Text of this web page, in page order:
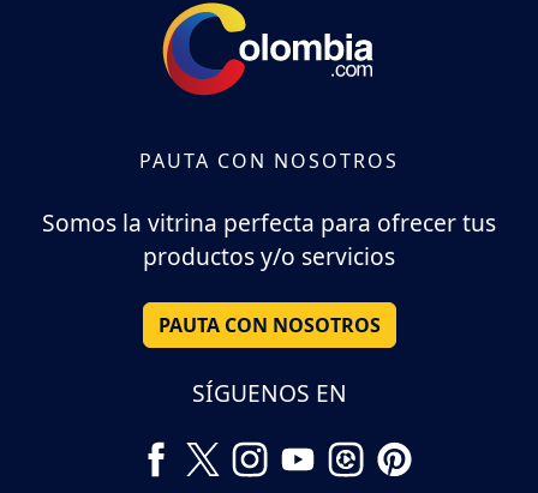
PAUTA CON NOSOTROS
Somos la vitrina perfecta para ofrecer tus
productos y/o servicios
PAUTA CON NOSOTROS
SÍGUENOS EN